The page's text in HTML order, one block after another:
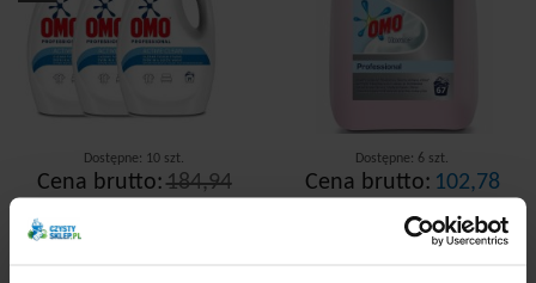
Dostępne: 10 szt.
Cena brutto: 184,94
147,60 PLN
Dostępne: 6 szt.
Cena brutto: 102,78
20,56 zł/l